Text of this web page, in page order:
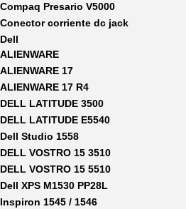
Compaq Presario V5000
Conector corriente dc jack
Dell
ALIENWARE
ALIENWARE 17
ALIENWARE 17 R4
DELL LATITUDE 3500
DELL LATITUDE E5540
Dell Studio 1558
DELL VOSTRO 15 3510
DELL VOSTRO 15 5510
Dell XPS M1530 PP28L
Inspiron 1545 / 1546